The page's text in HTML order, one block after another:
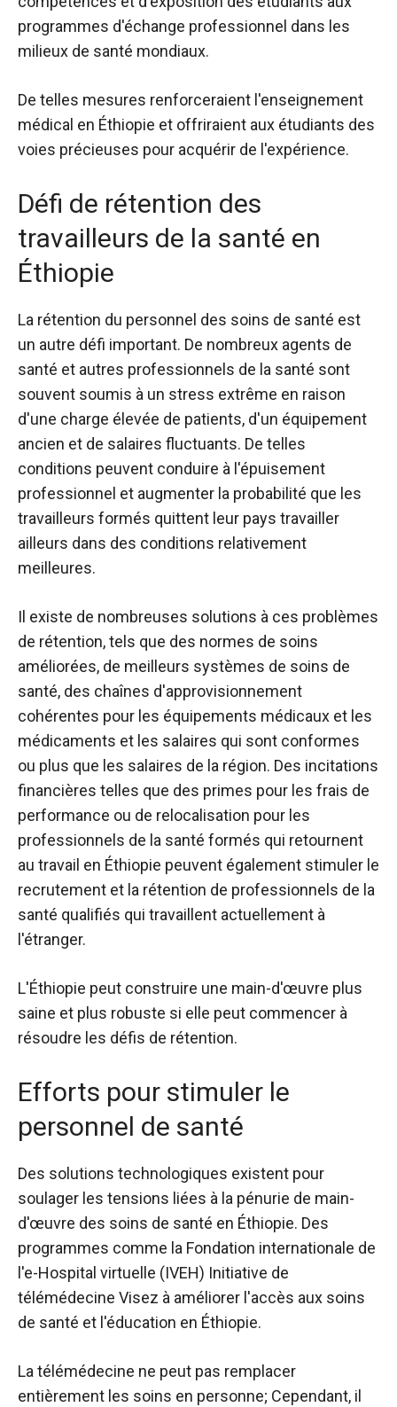
programmes d'échange professionnel dans les
milieux de santé mondiaux.
De telles mesures renforceraient l'enseignement
médical en Éthiopie et offriraient aux étudiants des
voies précieuses pour acquérir de l'expérience.
Défi de rétention des
travailleurs de la santé en
Éthiopie
La rétention du personnel des soins de santé est
un autre défi important. De nombreux agents de
santé et autres professionnels de la santé sont
souvent soumis à un stress extrême en raison
d'une charge élevée de patients, d'un équipement
ancien et de salaires fluctuants. De telles
conditions peuvent conduire à l'épuisement
professionnel et augmenter la probabilité que les
travailleurs formés quittent leur pays travailler
ailleurs dans des conditions relativement
meilleures.
Il existe de nombreuses solutions à ces problèmes
de rétention, tels que des normes de soins
améliorées, de meilleurs systèmes de soins de
santé, des chaînes d'approvisionnement
cohérentes pour les équipements médicaux et les
médicaments et les salaires qui sont conformes
ou plus que les salaires de la région. Des incitations
financières telles que des primes pour les frais de
performance ou de relocalisation pour les
professionnels de la santé formés qui retournent
au travail en Éthiopie peuvent également stimuler le
recrutement et la rétention de professionnels de la
santé qualifiés qui travaillent actuellement à
l'étranger.
L'Éthiopie peut construire une main-d'œuvre plus
saine et plus robuste si elle peut commencer à
résoudre les défis de rétention.
Efforts pour stimuler le
personnel de santé
Des solutions technologiques existent pour
soulager les tensions liées à la pénurie de main-
d'œuvre des soins de santé en Éthiopie. Des
programmes comme la Fondation internationale de
l'e-Hospital virtuelle (IVEH) Initiative de
télémédecine Visez à améliorer l'accès aux soins
de santé et l'éducation en Éthiopie.
La télémédecine ne peut pas remplacer
entièrement les soins en personne; Cependant, il